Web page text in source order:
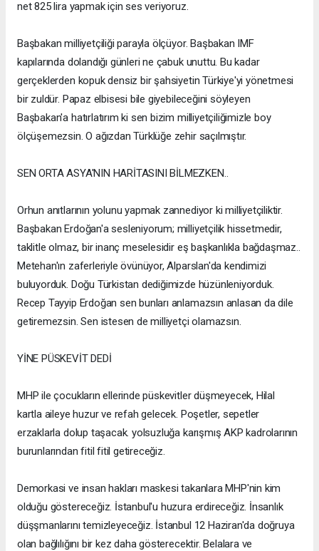
net 825 lira yapmak için ses veriyoruz.
Başbakan milliyetçiliği parayla ölçüyor. Başbakan IMF
kapılarında dolandığı günleri ne çabuk unuttu. Bu kadar
gerçeklerden kopuk densiz bir şahsiyetin Türkiye'yi yönetmesi
bir zuldür. Papaz elbisesi bile giyebileceğini söyleyen
Başbakan'a hatırlatırım ki sen bizim milliyetçiliğimizle boy
ölçüşemezsin. O ağızdan Türklüğe zehir saçılmıştır.
SEN ORTA ASYA'NIN HARİTASINI BİLMEZKEN..
Orhun anıtlarının yolunu yapmak zannediyor ki milliyetçiliktir.
Başbakan Erdoğan'a sesleniyorum; milliyetçilik hissetmedir,
taklitle olmaz, bir inanç meselesidir eş başkanlıkla bağdaşmaz..
Metehan'ın zaferleriyle övünüyor, Alparslan'da kendimizi
buluyorduk. Doğu Türkistan dediğimizde hüzünleniyorduk.
Recep Tayyip Erdoğan sen bunları anlamazsın anlasan da dile
getiremezsin. Sen istesen de milliyetçi olamazsın.
YİNE PÜSKEVİT DEDİ
MHP ile çocukların ellerinde püskevitler düşmeyecek, Hilal
kartla aileye huzur ve refah gelecek. Poşetler, sepetler
erzaklarla dolup taşacak. yolsuzluğa karışmış AKP kadrolarının
burunlarından fitil fitil getireceğiz.
Demorkasi ve insan hakları maskesi takanlara MHP'nin kim
olduğu göstereceğiz. İstanbul'u huzura erdireceğiz. İnsanlık
düşşmanlarını temizleyeceğiz. İstanbul 12 Haziran'da doğruya
olan bağlılığını bir kez daha gösterecektir. Belalara ve